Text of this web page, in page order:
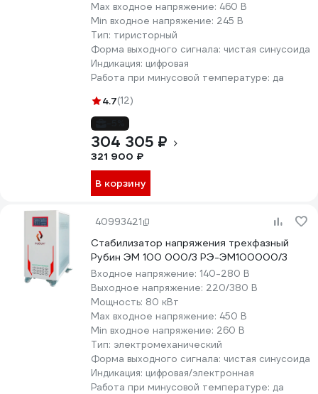
Max входное напряжение: 460 В
Min входное напряжение: 245 В
Тип: тиристорный
Форма выходного сигнала: чистая синусоида
Индикация: цифровая
Работа при минусовой температуре: да
4.7(12)
304 305 ₽
321 900 ₽
В корзину
40993421
Стабилизатор напряжения трехфазный
Рубин ЭМ 100 000/3 РЭ-ЭМ100000/3
Входное напряжение: 140-280 В
Выходное напряжение: 220/380 В
Мощность: 80 кВт
Max входное напряжение: 450 В
Min входное напряжение: 260 В
Тип: электромеханический
Форма выходного сигнала: чистая синусоида
Индикация: цифровая/электронная
Работа при минусовой температуре: да